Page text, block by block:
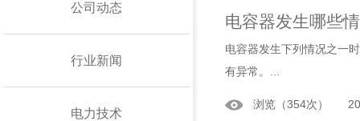
公司动态
行业新闻
电力技术
电容器发生哪些
电容器发生下列情况之一
有异常。...
浏览（354次）